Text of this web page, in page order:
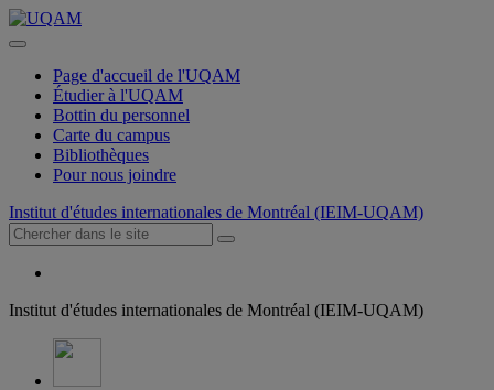
Page d'accueil de l'UQAM
Étudier à l'UQAM
Bottin du personnel
Carte du campus
Bibliothèques
Pour nous joindre
Institut d'études internationales de Montréal (IEIM-UQAM)
Institut d'études internationales de Montréal (IEIM-UQAM)